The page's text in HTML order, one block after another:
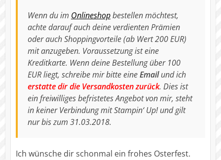
Wenn du im Onlineshopbestellen möchtest,
achte darauf auch deine verdienten Prämien
oder auch Shoppingvorteile (ab Wert 200 EUR)
mit anzugeben. Voraussetzung ist eine
Kreditkarte. Wenn deine Bestellung über 100
EUR liegt, schreibe mir bitte eineEmailund ich
erstatte dir die Versandkosten zurück. Dies ist
ein freiwilliges befristetes Angebot von mir, steht
in keiner Verbindung mit Stampin‘ Up! und gilt
nur bis zum 31.03.2018.
Ich wünsche dir schonmal ein frohes Osterfest.